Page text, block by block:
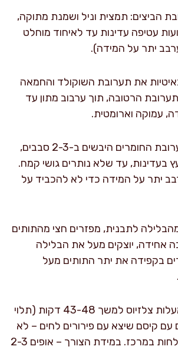
הביצים: תמצית וניל ושמנת מתוקה,
עטיפה עדינות עד לאיחוד מוחלט
יתר על המידה).
את תערובת השוקולד והחמאה
הרטובה, תוך ערבוב מתון עד
עמוקה וארומטית.
מוסיפים את תערובת החומרים היבשים ב-2-3 סבבים,
בעדינות, עד שלא נותרים גושי קמח.
יתר על המידה כדי לא להכביד על
לתבנית, מפזרים חצי מהתותים
אחידה, יוצקים מעל את הבלילה
בקפידה את יתר התותים מעל
אופים ב-170 מעלות צלזיוס למשך 43-48 דקות (תלוי
עם קיסם שיצא עם פירורים לחים – לא
יבש אלא מעט לחות במרכז. במידת הצורך – אופים 2-3